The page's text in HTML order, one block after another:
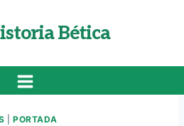
Bética
PORTADA